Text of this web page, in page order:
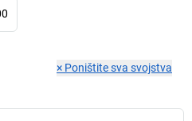
× Poništite sva svojstva